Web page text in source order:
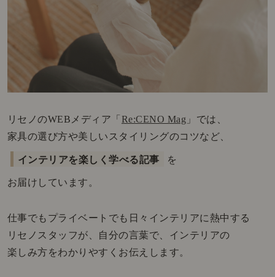
リセノのWEBメディア「 Re:CENO Mag 」では、
家具の選び方や美しいスタイリングのコツなど、
インテリアを楽しく学べる記事 を
お届けしています。
仕事でもプライベートでも日々インテリアに熱中する
リセノスタッフが、自分の言葉で、インテリアの
楽しみ方をわかりやすくお伝えします。